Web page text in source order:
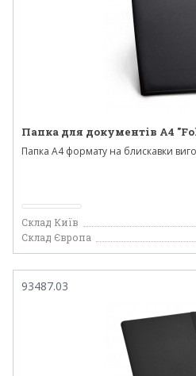
Папка для документів А4
Папка A4 формату на блискавки
Склад Київ
Склад Європа
93487.03